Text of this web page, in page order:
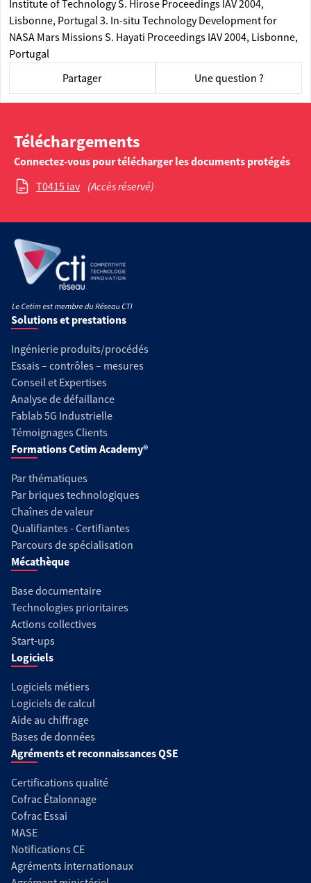
Institute of Technology S. Hirose Proceedings IAV 2004,
Lisbonne, Portugal 3. In-situ Technology Development for
NASA Mars Missions S. Hayati Proceedings IAV 2004, Lisbonne,
Portugal
Partager
Une question ?
Téléchargements
Connectez-vous pour télécharger les documents protégés
T0415 iav (Accès réservé)
Solutions et prestations
Ingénierie produits/procédés
Essais – contrôles – mesures
Conseil et Expertises
Analyse de défaillance
Fablab 5G Industrielle
Témoignages Clients
Formations Cetim Academy®
Par thématiques
Par briques technologiques
Chaînes de valeur
Qualifiantes - Certifiantes
Parcours de spécialisation
Mécathèque
Base documentaire
Technologies prioritaires
Actions collectives
Start-ups
Logiciels
Logiciels métiers
Logiciels de calcul
Aide au chiffrage
Bases de données
Agréments et reconnaissances QSE
Certifications qualité
Cofrac Étalonnage
Cofrac Essai
MASE
Notifications CE
Agréments internationaux